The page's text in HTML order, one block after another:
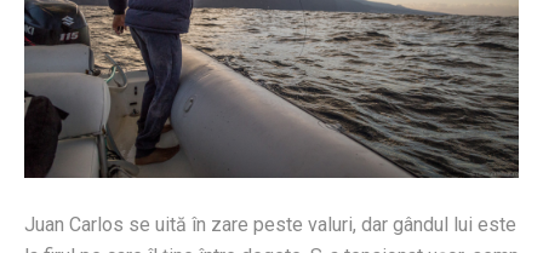
Juan Carlos se uită în zare peste valuri, dar gândul lui este